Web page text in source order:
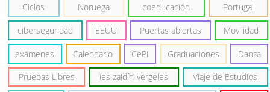
Ciclos Noruega coeducación Portugal
ciberseguridad EEUU Puertas abiertas Movilidad
exámenes Calendario CePI Graduaciones Danza
Pruebas Libres ies zaidín-vergeles Viaje de Estudios